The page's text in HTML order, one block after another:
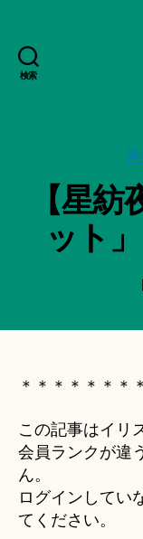
検索
【星
ット
＊＊＊＊＊＊＊
この記事はイリ
会員ランクが違
ん。
ログインしてい
てください。